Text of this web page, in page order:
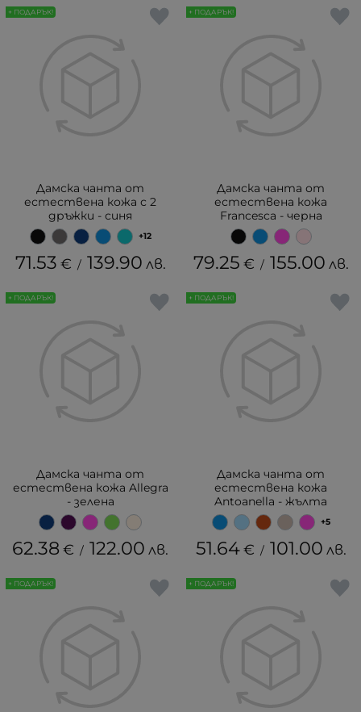
Дамска чанта от
естествена кожа с 2
дръжки - синя
+12
71.53 € / 139.90 лв.
+ ПОДАРЪК!
Дамска чанта от
естествена кожа
Francesca - черна
79.25 € / 155.00 лв.
+ ПОДАРЪК!
Дамска чанта от
естествена кожа Allegra
- зелена
62.38 € / 122.00 лв.
+ ПОДАРЪК!
Дамска чанта от
естествена кожа
Antoanella - жълта
+5
51.64 € / 101.00 лв.
+ ПОДАРЪК!
+ ПОДАРЪК! + ПОДАРЪК!